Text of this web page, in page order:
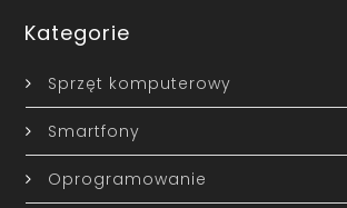
Kategorie
Sprzęt komputerowy
Smartfony
Oprogramowanie